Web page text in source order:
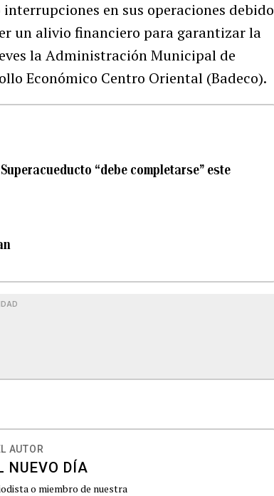
en sus operaciones debido
un alivio financiero para garantizar la
la Administración Municipal de
Económico Centro Oriental (Badeco).
“debe completarse” este
AUTOR
NUEVO DÍA
o miembro de nuestra